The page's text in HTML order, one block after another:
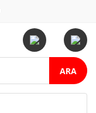
ARA